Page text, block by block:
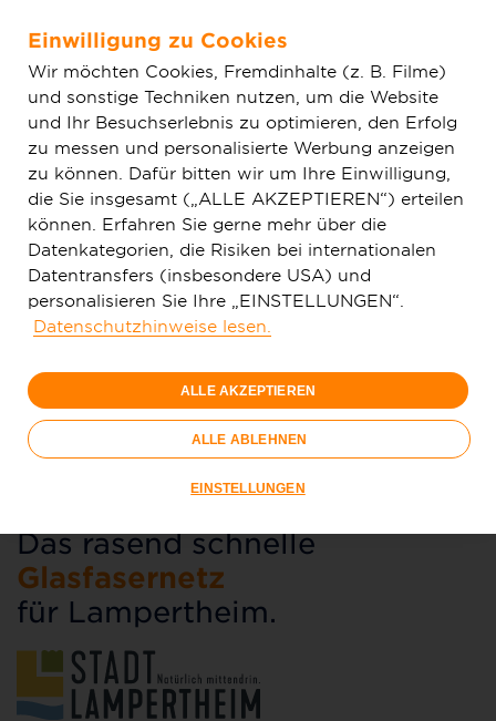
Zum Hauptinhalt springen
Glasfaser & Ausbau Ausbaugebiete
Lampertheim
Lampertheim –
Die Vorbereitungen für
Ihr Glasfaser-Netz
laufen
Das rasend schnelle
Glasfasernetz
für Lampertheim.
Einwilligung zu Cookies
Wir möchten Cookies, Fremdinhalte (z. B. Filme)
und sonstige Techniken nutzen, um die Website
und Ihr Besuchserlebnis zu optimieren, den Erfolg
zu messen und personalisierte Werbung anzeigen
zu können. Dafür bitten wir um Ihre Einwilligung,
die Sie insgesamt („ALLE AKZEPTIEREN“) erteilen
können. Erfahren Sie gerne mehr über die
Datenkategorien, die Risiken bei internationalen
Datentransfers (insbesondere USA) und
personalisieren Sie Ihre „EINSTELLUNGEN“.
Datenschutzhinweise lesen.
ALLE AKZEPTIEREN
ALLE ABLEHNEN
EINSTELLUNGEN